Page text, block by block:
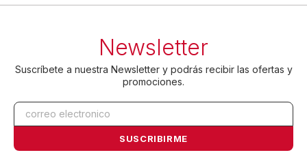
Newsletter
Suscríbete a nuestra Newsletter y podrás recibir las ofertas y
promociones.